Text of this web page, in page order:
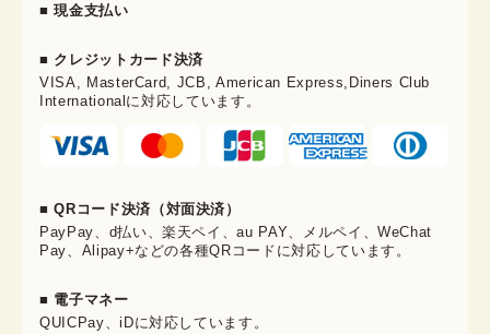
■ 現金支払い
■ クレジットカード決済
VISA, MasterCard, JCB, American Express,Diners Club
Internationalに対応しています。
■ QRコード決済（対面決済）
PayPay、d払い、楽天ペイ、au PAY、メルペイ、WeChat
Pay、Alipay+などの各種QRコードに対応しています。
■ 電子マネー
QUICPay、iDに対応しています。